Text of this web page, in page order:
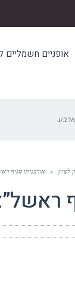
אופניים
לציון » אורבניקו סניף